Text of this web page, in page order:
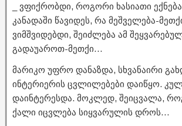
_ ვფიქრობდი, როგორი ხასიათი
კანადაში წავიდეს, რა მეშველება-
ვიმშვიდებდი, შეიძლება ამ
გადაუაროთ-მეთქი…
მარიკო უფრო დანაზდა, სხვანაირი
ინტერიერის ცვლილებები დაიწყო.
დაინტერესდა. მოკლედ, შეიცვალა,
ქალი იცვლება სიყვარულის დროს…